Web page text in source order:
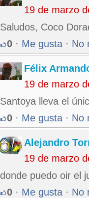
19 de marzo
Saludos, Coco
0 · Me gusta · No
Félix
19 de marzo
Santoya lleva el
0 · Me gusta · No
Alejandro
19 de marzo
donde puedo oir el
0 · Me gusta · No